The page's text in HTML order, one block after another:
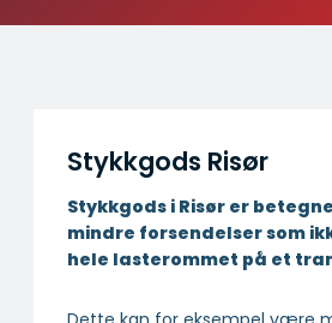
Stykkgods Risør
Stykkgods i Risør er
mindre forsendelser som
hele lasterommet på et